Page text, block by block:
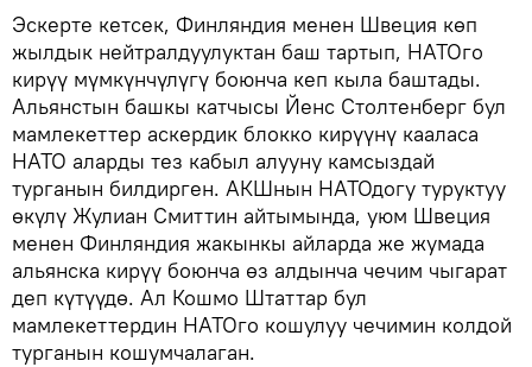
Эскерте кетсек, Финляндия менен Швеция көп
жылдык нейтралдуулуктан баш тартып, НАТОго
кирүү мүмкүнчүлүгү боюнча кеп кыла баштады.
Альянстын башкы катчысы Йенс Столтенберг бул
мамлекеттер аскердик блокко кирүүнү кааласа
НАТО аларды тез кабыл алууну камсыздай
турганын билдирген. АКШнын НАТОдогу туруктуу
өкүлү Жулиан Смиттин айтымында, уюм Швеция
менен Финляндия жакынкы айларда же жумада
альянска кирүү боюнча өз алдынча чечим чыгарат
деп күтүүдө. Ал Кошмо Штаттар бул
мамлекеттердин НАТОго кошулуу чечимин колдой
турганын кошумчалаган.